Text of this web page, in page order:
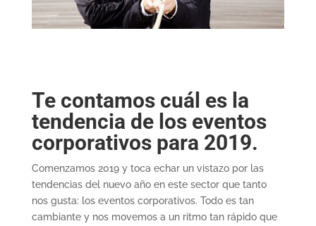
Te contamos cuál es la
tendencia de los eventos
corporativos para 2019.
Comenzamos 2019 y toca echar un vistazo por las
tendencias del nuevo año en este sector que tanto
nos gusta: los eventos corporativos. Todo es tan
cambiante y nos movemos a un ritmo tan rápido que